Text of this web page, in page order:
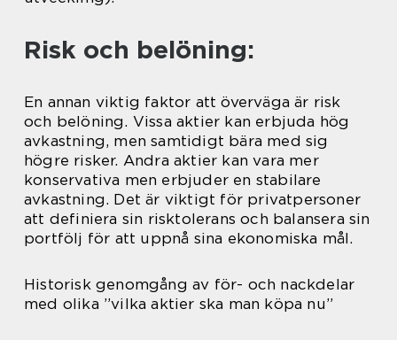
Risk och belöning:
En annan viktig faktor att överväga är risk
och belöning. Vissa aktier kan erbjuda hög
avkastning, men samtidigt bära med sig
högre risker. Andra aktier kan vara mer
konservativa men erbjuder en stabilare
avkastning. Det är viktigt för privatpersoner
att definiera sin risktolerans och balansera sin
portfölj för att uppnå sina ekonomiska mål.
Historisk genomgång av för- och nackdelar
med olika ”vilka aktier ska man köpa nu”